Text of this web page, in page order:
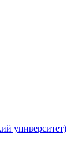
университет)